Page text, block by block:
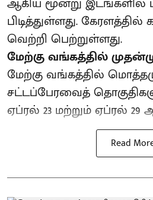
பிடித்துள்ளது.
வெற்றி பெற்றுள்ளது.
மேற்கு வங்கத்தில்
மேற்கு வங்கத்தில்
சட்டப்பேரவைத்
ஏப்ரல் 23 மற்றும் ஏப்ரல் 29
Read